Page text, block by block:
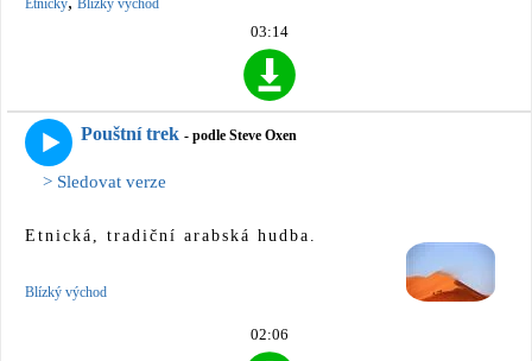
03:14
Pouštní trek - podle Steve Oxen
> Sledovat verze
Etnická, tradiční arabská hudba.
Blízký východ
02:06